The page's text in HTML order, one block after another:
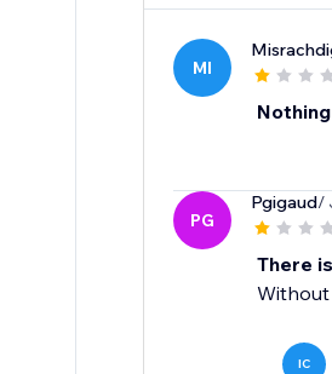
MI
PG
Pgigaud/
There
Without
IC